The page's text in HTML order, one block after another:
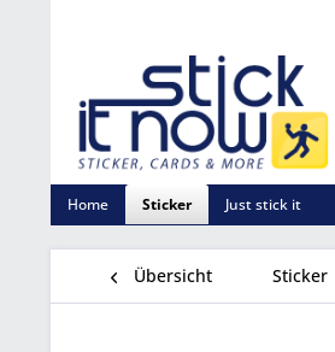
Home Sticker Just stick it
Übersicht Sticker